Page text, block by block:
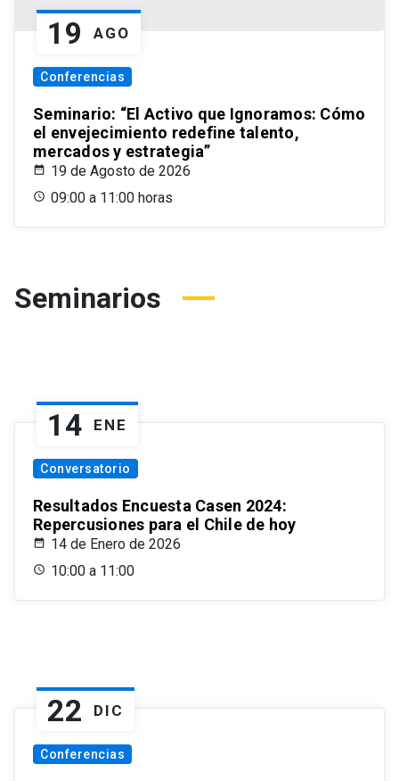
19 AGO
Conferencias
Seminario: “El Activo que Ignoramos: Cómo
el envejecimiento redefine talento,
mercados y estrategia”
19 de Agosto de 2026
09:00 a 11:00 horas
Seminarios
14 ENE
Conversatorio
Resultados Encuesta Casen 2024:
Repercusiones para el Chile de hoy
14 de Enero de 2026
10:00 a 11:00
22 DIC
Conferencias